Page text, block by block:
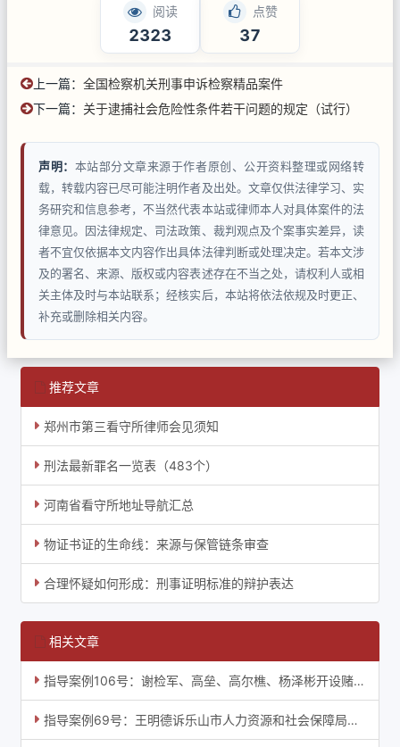
阅读
2323
点赞
37
上一篇： 全国检察机关刑事申诉检察精品案件
下一篇： 关于逮捕社会危险性条件若干问题的规定（试行）
声明： 本站部分文章来源于作者原创、公开资料整理或网络转
载，转载内容已尽可能注明作者及出处。文章仅供法律学习、实
务研究和信息参考，不当然代表本站或律师本人对具体案件的法
律意见。因法律规定、司法政策、裁判观点及个案事实差异，读
者不宜仅依据本文内容作出具体法律判断或处理决定。若本文涉
及的署名、来源、版权或内容表述存在不当之处，请权利人或相
关主体及时与本站联系；经核实后，本站将依法依规及时更正、
补充或删除相关内容。
推荐文章
郑州市第三看守所律师会见须知
刑法最新罪名一览表（483个）
河南省看守所地址导航汇总
物证书证的生命线：来源与保管链条审查
合理怀疑如何形成：刑事证明标准的辩护表达
相关文章
指导案例106号：谢检军、高垒、高尔樵、杨泽彬开设赌场案
指导案例69号：王明德诉乐山市人力资源和社会保障局工伤认定案